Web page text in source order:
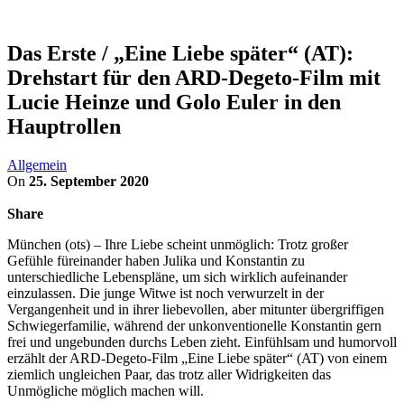
Das Erste / „Eine Liebe später“ (AT):
Drehstart für den ARD-Degeto-Film mit
Lucie Heinze und Golo Euler in den
Hauptrollen
Allgemein
On 25. September 2020
Share
München (ots) – Ihre Liebe scheint unmöglich: Trotz großer
Gefühle füreinander haben Julika und Konstantin zu
unterschiedliche Lebenspläne, um sich wirklich aufeinander
einzulassen. Die junge Witwe ist noch verwurzelt in der
Vergangenheit und in ihrer liebevollen, aber mitunter übergriffigen
Schwiegerfamilie, während der unkonventionelle Konstantin gern
frei und ungebunden durchs Leben zieht. Einfühlsam und humorvoll
erzählt der ARD-Degeto-Film „Eine Liebe später“ (AT) von einem
ziemlich ungleichen Paar, das trotz aller Widrigkeiten das
Unmögliche möglich machen will.